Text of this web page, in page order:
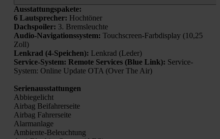
Aus­stat­tungs­pa­ke­te:
6 Laut­spre­cher: Hoch­tö­ner
Dach­spoi­ler: 3. Brems­leuch­te
Audio-Navi­ga­ti­ons­sys­tem: Touch­screen-Farb­dis­play (10,25
Zoll)
Lenk­rad (4‑Speichen): Lenk­rad (Leder)
Ser­vice-Sys­tem: Remo­te Ser­vices (Blue Link): Ser­vice-
Sys­tem: Online Update OTA (Over The Air)
Seri­en­aus­stat­tun­gen
Abbie­ge­licht
Air­bag Bei­fah­rer­sei­te
Air­bag Fah­rer­sei­te
Alarm­an­la­ge
Ambi­en­te-Beleuch­tung